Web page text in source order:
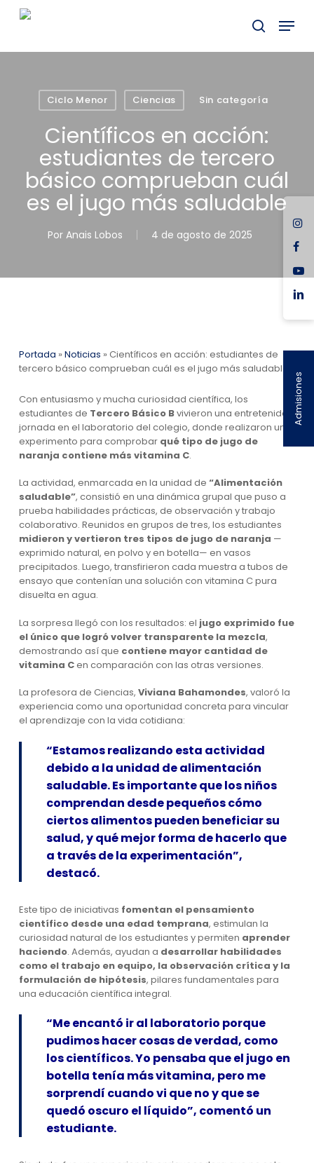
buscar
Menu
Ciclo Menor Ciencias Sin categoría
Científicos en acción:
estudiantes de tercero
básico comprueban cuál
es el jugo más saludable
Por Anais Lobos 4 de agosto de 2025
Portada » Noticias » Científicos en acción: estudiantes de
tercero básico comprueban cuál es el jugo más saludable
Con entusiasmo y mucha curiosidad científica, los
estudiantes de Tercero Básico Bvivieron una entretenida
jornada en el laboratorio del colegio, donde realizaron un
experimento para comprobar qué tipo de jugo de
naranja contiene más vitamina C.
La actividad, enmarcada en la unidad de “Alimentación
saludable”, consistió en una dinámica grupal que puso a
prueba habilidades prácticas, de observación y trabajo
colaborativo. Reunidos en grupos de tres, los estudiantes
midieron y vertieron tres tipos de jugo de naranja —
exprimido natural, en polvo y en botella— en vasos
precipitados. Luego, transfirieron cada muestra a tubos de
ensayo que contenían una solución con vitamina C pura
disuelta en agua.
La sorpresa llegó con los resultados: el jugo exprimido fue
el único que logró volver transparente la mezcla,
demostrando así que contiene mayor cantidad de
vitamina Cen comparación con las otras versiones.
La profesora de Ciencias, Viviana Bahamondes, valoró la
experiencia como una oportunidad concreta para vincular
el aprendizaje con la vida cotidiana:
“Estamos realizando esta actividad
debido a la unidad de alimentación
saludable. Es importante que los niños
comprendan desde pequeños cómo
ciertos alimentos pueden beneficiar su
salud, y qué mejor forma de hacerlo que
a través de la experimentación”,
destacó.
Este tipo de iniciativas fomentan el pensamiento
científico desde una edad temprana, estimulan la
curiosidad natural de los estudiantes y permiten aprender
haciendo. Además, ayudan a desarrollar habilidades
como el trabajo en equipo, la observación crítica y la
formulación de hipótesis, pilares fundamentales para
una educación científica integral.
“Me encantó ir al laboratorio porque
pudimos hacer cosas de verdad, como
los científicos. Yo pensaba que el jugo en
botella tenía más vitamina, pero me
sorprendí cuando vi que no y que se
quedó oscuro el líquido”, comentó un
estudiante.
Admisiones